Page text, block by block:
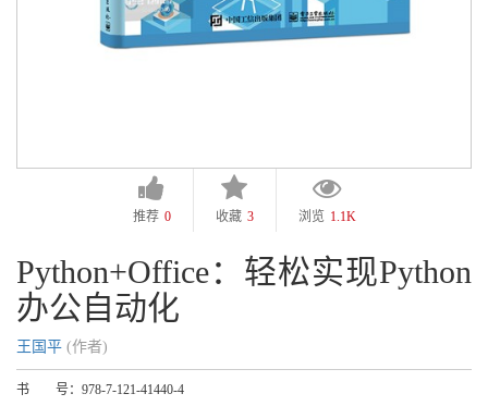
推荐 0 收藏 3 浏览 1.1K
Python+Office：轻松实现Python
办公自动化
王国平 (作者)
书 号： 978-7-121-41440-4